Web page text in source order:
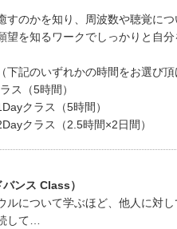
すのかを知り、周波数や聴覚に
望を知るワークでしっかりと自
下記のいずれかの時間をお選び頂
ス（5時間）
クラス（5時間）
クラス（2.5時間×2日間）
ンス Class）
ルについて学ぶほど、他人に対
して…